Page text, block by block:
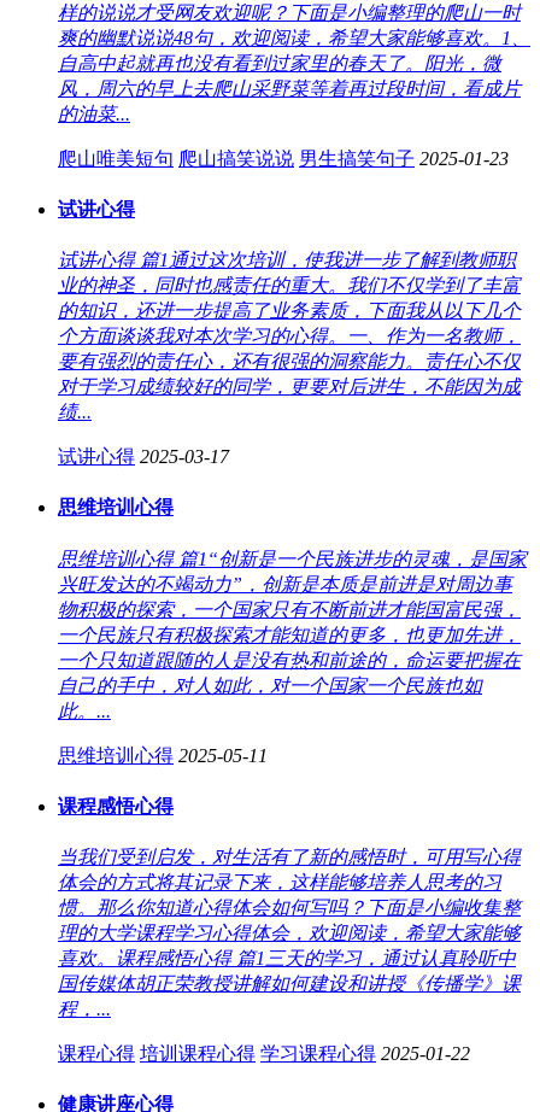
样的说说才受网友欢迎呢？下面是小编整理的爬山一时
爽的幽默说说48句，欢迎阅读，希望大家能够喜欢。1、
自高中起就再也没有看到过家里的春天了。阳光，微
风，周六的早上去爬山采野菜等着再过段时间，看成片
的油菜...
爬山唯美短句 爬山搞笑说说 男生搞笑句子 2025-01-23
试讲心得
试讲心得 篇1通过这次培训，使我进一步了解到教师职
业的神圣，同时也感责任的重大。我们不仅学到了丰富
的知识，还进一步提高了业务素质，下面我从以下几个
个方面谈谈我对本次学习的心得。一、作为一名教师，
要有强烈的责任心，还有很强的洞察能力。责任心不仅
对于学习成绩较好的同学，更要对后进生，不能因为成
绩...
试讲心得 2025-03-17
思维培训心得
思维培训心得 篇1“创新是一个民族进步的灵魂，是国家
兴旺发达的不竭动力”，创新是本质是前进是对周边事
物积极的探索，一个国家只有不断前进才能国富民强，
一个民族只有积极探索才能知道的更多，也更加先进，
一个只知道跟随的人是没有热和前途的，命运要把握在
自己的手中，对人如此，对一个国家一个民族也如
此。...
思维培训心得 2025-05-11
课程感悟心得
当我们受到启发，对生活有了新的感悟时，可用写心得
体会的方式将其记录下来，这样能够培养人思考的习
惯。那么你知道心得体会如何写吗？下面是小编收集整
理的大学课程学习心得体会，欢迎阅读，希望大家能够
喜欢。课程感悟心得 篇1三天的学习，通过认真聆听中
国传媒体胡正荣教授讲解如何建设和讲授《传播学》课
程，...
课程心得 培训课程心得 学习课程心得 2025-01-22
健康讲座心得